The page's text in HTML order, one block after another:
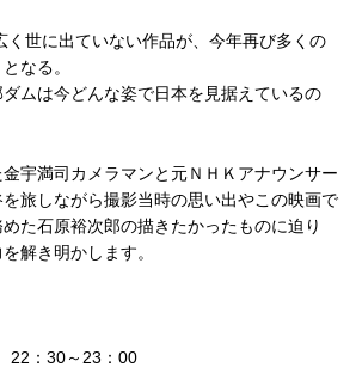
く世に出ていない作品が、今年再び多くの
なる。
ムは今どんな姿で日本を見据えているの
宇満司カメラマンと元ＮＨＫアナウンサー
旅しながら撮影当時の思い出やこの映画で
た石原裕次郎の描きたかったものに迫り
解き明かします。
22：30～23：00